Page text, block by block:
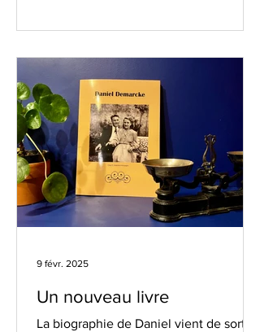
Un nouveau livre
La biographie de Daniel vient de sortir
9 févr. 2025